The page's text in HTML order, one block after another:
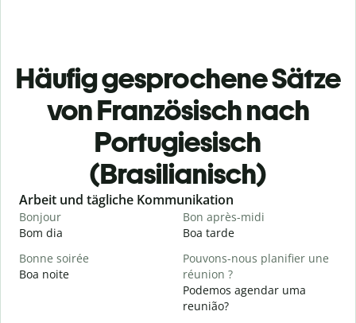
Häufig gesprochene Sätze
von Französisch nach
Portugiesisch
(Brasilianisch)
Slide 1 of 6
Arbeit und tägliche Kommunikation
Bonjour
Bom dia
Bon après-midi
Boa tarde
Bonne soirée
Boa noite
Pouvons-nous planifier une
réunion ?
Podemos agendar uma
reunião?